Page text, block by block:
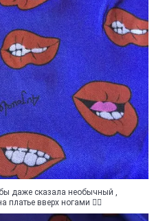
даже сказала необычный ,
платье вверх ногами 🤷‍♀️